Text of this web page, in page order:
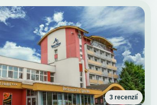
3 recenzií